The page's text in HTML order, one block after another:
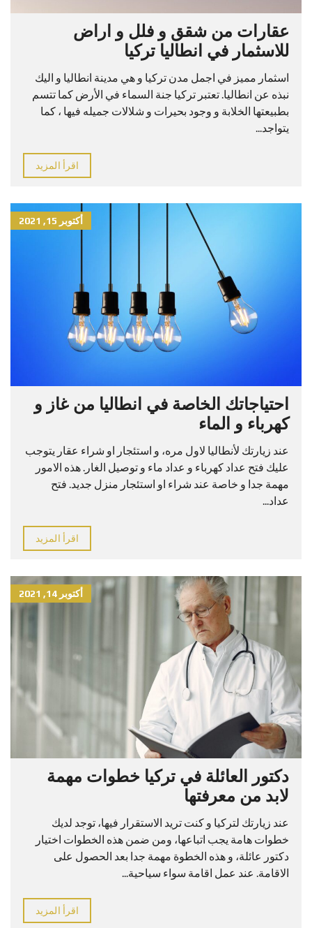
عقارات من شقق و فلل و اراض
للاسثمار في انطاليا تركيا
اسثمار مميز في اجمل مدن تركيا و هي مدينة انطاليا و اليك
نبذه عن انطاليا. تعتبر تركيا جنة السماء في الأرض كما تتسم
بطبيعتها الخلابة و وجود بحيرات و شلالات جميله فيها ، كما
يتواجد...
اقرأ المزيد
أكتوبر 15, 2021
احتياجاتك الخاصة في انطاليا من غاز و
كهرباء و الماء
عند زيارتك لأنطاليا لاول مره، و استئجار او شراء عقار يتوجب
عليك فتح عداد كهرباء و عداد ماء و توصيل الغار. هذه الامور
مهمة جدا و خاصة عند شراء او استئجار منزل جديد. فتح
عداد...
اقرأ المزيد
أكتوبر 14, 2021
دكتور العائلة في تركيا خطوات مهمة
لابد من معرفتها
عند زيارتك لتركيا و كنت تريد الاستقرار فيها، توجد لديك
خطوات هامة يجب اتباعها، ومن ضمن هذه الخطوات اختيار
دكتور عائلة، و هذه الخطوة مهمة جدا بعد الحصول على
الاقامة. عند عمل اقامة سواء سياحية...
اقرأ المزيد